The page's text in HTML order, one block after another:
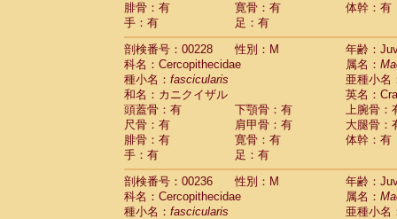
腓骨：有
寛骨：有
体幹：有
手：有
足：有
剖検番号：00228
性別：M
年齢：
科名：Cercopithecidae
属名：
種小名： fascicularis
亜種小名
和名：カニクイザル
英名：
頭蓋骨：有
下顎骨：有
上腕骨：
尺骨：有
肩甲骨：有
大腿骨：
腓骨：有
寛骨：有
体幹：有
手：有
足：有
剖検番号：00236
性別：M
年齢：
科名：Cercopithecidae
属名：
種小名： fascicularis
亜種小名